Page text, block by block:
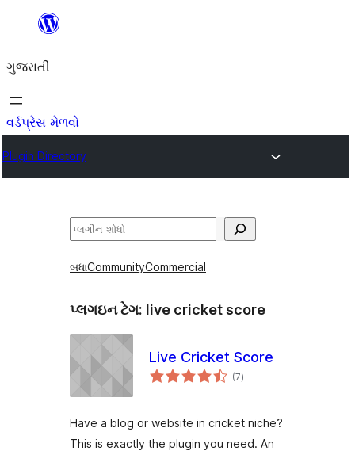
કંટેન્ટ(લખાણ)
જાઓ
ગુજરાતી
વર્ડપ્રેસ મેળવો
Plugin Directory
શોધો
બધાCommunityCommercial
પ્લગઇન ટેગ: live cricket score
Live Cricket Score
(7કુલ
રેટિંગ્સ
)
Have a blog or website in cricket niche?
This is exactly the plugin you need. An